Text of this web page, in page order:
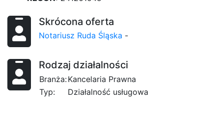
Skrócona oferta
Notariusz Ruda Śląska -
Rodzaj działalności
Branża:Kancelaria Prawna
Typ:
Działalność usługowa